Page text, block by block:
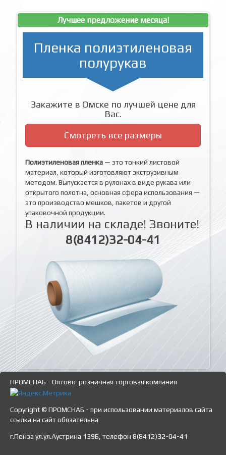
Лучшее предложение месяца!
Пленка полиэтиленовая
полурукав
Закажите в Омске по лучшей цене для
Вас.
Смотреть все размеры
Полиэтиленовая пленка — это тонкий листовой
материал, который изготовляют экструзивным
методом. Выпускается в рулонах в виде рукава или
открытого полотна, основная сфера использования —
это производство мешков, пакетов и другой
упаковочной продукции.
В наличии на складе! Звоните!
8(8412)32-04-41
ПРОМСНАБ - Оптово-розничная торговая компания
Copyright © ПРОМСНАБ - при использовании материалов сайта
ссылка на сайт обязательна
г.Пенза ул.ул.Аустрина 139Б, телефон 8(8412)32-04-41